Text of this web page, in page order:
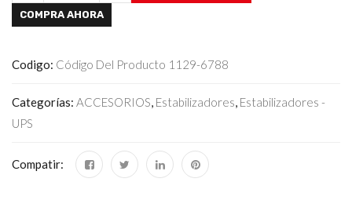
COMPRA AHORA
Codigo: Código Del Producto 1129-6788
Categorías: ACCESORIOS, Estabilizadores, Estabilizadores -
UPS
Compatir: